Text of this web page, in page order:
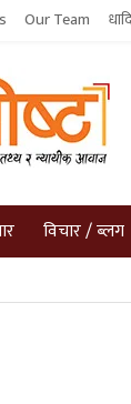
Our Team
विचार / ब्लग